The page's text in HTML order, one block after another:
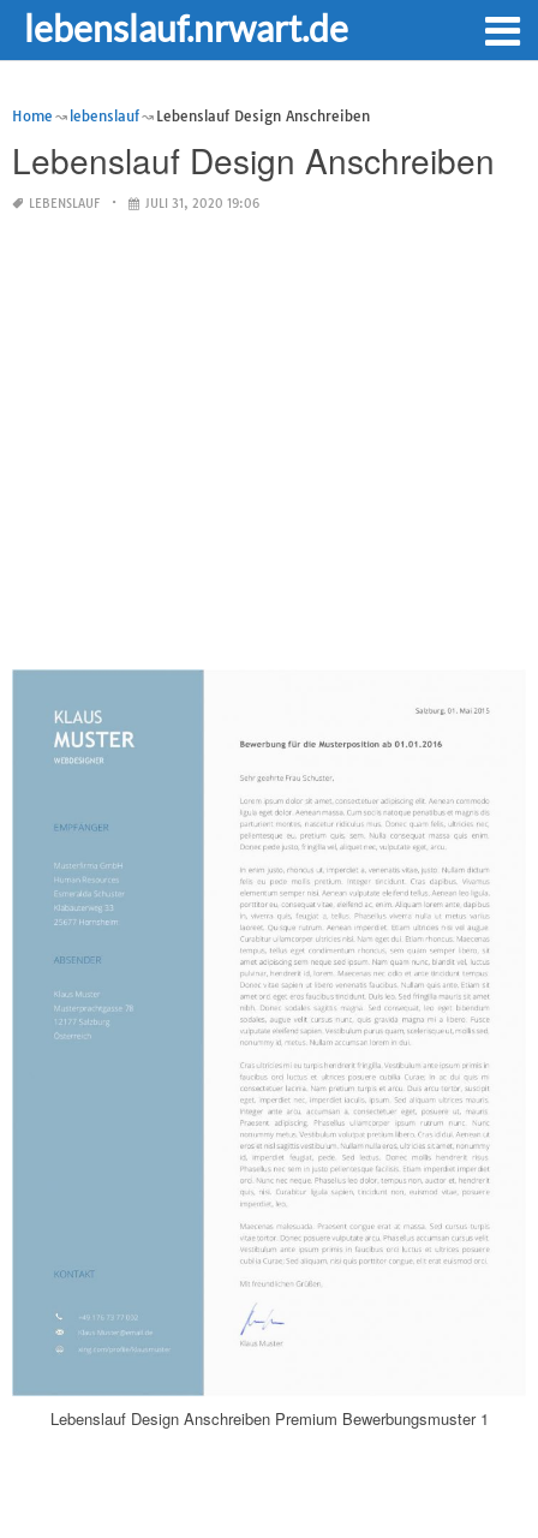
lebenslauf.nrwart.de
Home lebenslauf Lebenslauf Design Anschreiben
Lebenslauf Design Anschreiben
LEBENSLAUF JULI 31, 2020 19:06
Lebenslauf Design Anschreiben Premium Bewerbungsmuster 1